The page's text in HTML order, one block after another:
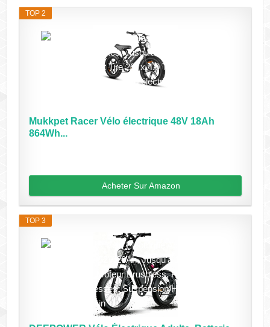
TOP 2
Mukkpet Racer Vélo électrique 48V 18Ah
864Wh...
Acheter Sur Amazon
TOP 3